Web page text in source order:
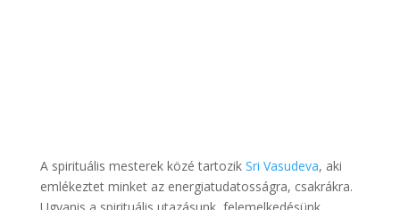
A spirituális mesterek közé tartozik Sri Vasudeva, aki
emlékeztet minket az energiatudatosságra, csakrákra.